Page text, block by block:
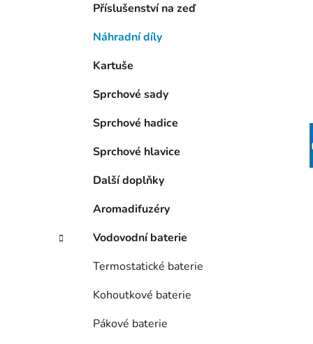
Příslušenství na zeď
Náhradní díly
Kartuše
Sprchové sady
Sprchové hadice
Sprchové hlavice
Další doplňky
Aromadifuzéry
Vodovodní baterie
Termostatické baterie
Kohoutkové baterie
Pákové baterie